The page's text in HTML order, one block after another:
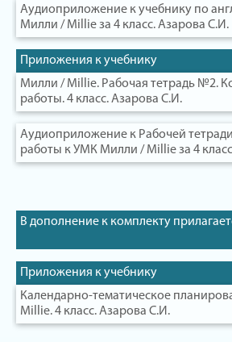
Аудиоприложение к учебнику по
Милли / Millie за 4 класс. Азарова С.И.
Приложения к учебнику
Милли / Millie. Рабочая тетрадь №2.
работы. 4 класс. Азарова С.И.
Аудиоприложение к Рабочей
работы к УМК Милли / Millie за 4
В дополнение к комплекту
Приложения к учебнику
Календарно-тематическое
Millie. 4 класс. Азарова С.И.